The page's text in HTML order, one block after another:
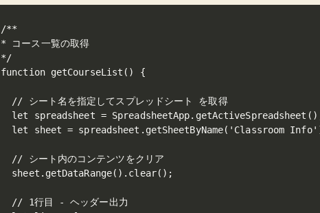
/**
* コース一覧の取得
*/
function getCourseList() {
  // シート名を指定してスプレッドシート を取得
let spreadsheet =
let sheet = spreadsheet.getSheetByName('Classroom
  // シート内のコンテンツをクリア
  sheet.getDataRange().clear();
  // 1行目 - ヘッダー出力